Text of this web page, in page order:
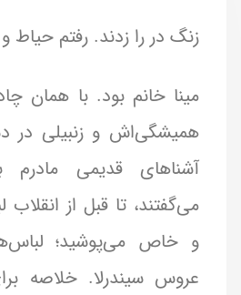
زنگ در را زدند. رفتم حیاط و
مینا خانم بود. با همان
همیشگی‌اش و زنبیلی در
آشناهای قدیمی
می‌گفتند، تا قبل از
و خاص می‌پوشید؛
عروس سیندرلا. خلاصه